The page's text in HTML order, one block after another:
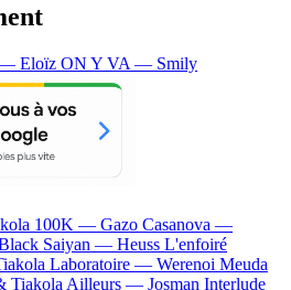
Eloïz ON Y VA — Smily
100K — Gazo Casanova —
Saiyan — Heuss L'enfoiré
Laboratoire — Werenoi Meuda
Tiakola Ailleurs — Josman Interlude